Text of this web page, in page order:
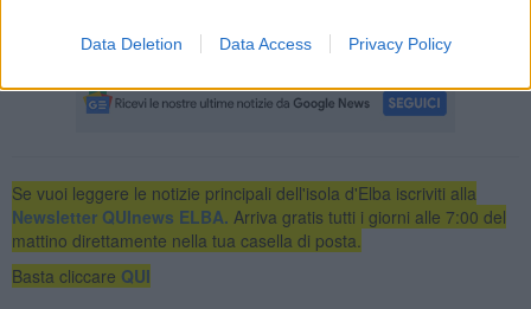
Data Deletion Data Access Privacy Policy
Se vuoi leggere le notizie principali dell'isola d'Elba iscriviti alla
Newsletter QUInews ELBA. Arriva gratis tutti i giorni alle 7:00 del
mattino direttamente nella tua casella di posta.
Basta cliccare QUI